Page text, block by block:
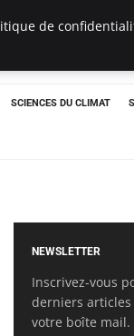
SCIENCES DU CLIMAT
NEWSLETTER
Inscrivez-vous
derniers
votre boîte mail.
de